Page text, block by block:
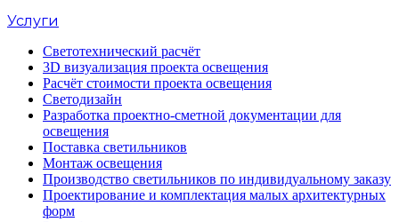
Услуги
Светотехнический расчёт
3D визуализация проекта освещения
Расчёт стоимости проекта освещения
Светодизайн
Разработка проектно-сметной документации для
освещения
Поставка светильников
Монтаж освещения
Производство светильников по индивидуальному заказу
Проектирование и комплектация малых архитектурных
форм